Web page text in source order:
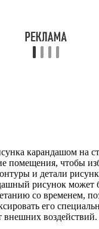
карандашом на
помещения, чтобы
и детали
рисунок может
со временем,
его
внешних воздействий.